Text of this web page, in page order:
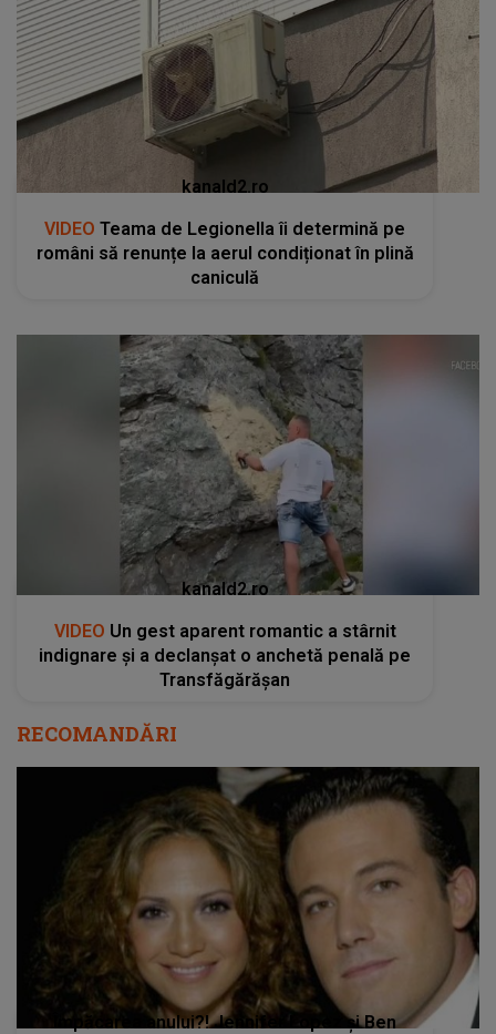
kanald2.ro
VIDEO Teama de Legionella îi determină pe
români să renunțe la aerul condiționat în plină
caniculă
kanald2.ro
VIDEO Un gest aparent romantic a stârnit
indignare și a declanșat o anchetă penală pe
Transfăgărășan
RECOMANDĂRI
Împăcarea anului?! Jennifer Lopez și Ben